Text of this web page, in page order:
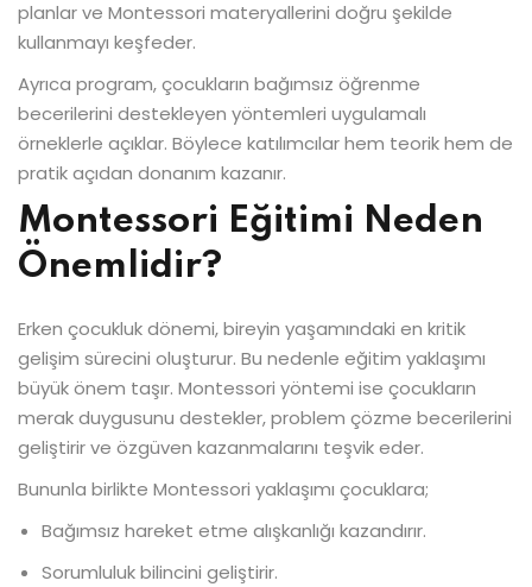
planlar ve Montessori materyallerini doğru şekilde
kullanmayı keşfeder.
Ayrıca program, çocukların bağımsız öğrenme
becerilerini destekleyen yöntemleri uygulamalı
örneklerle açıklar. Böylece katılımcılar hem teorik hem de
pratik açıdan donanım kazanır.
Montessori Eğitimi Neden
Önemlidir?
Erken çocukluk dönemi, bireyin yaşamındaki en kritik
gelişim sürecini oluşturur. Bu nedenle eğitim yaklaşımı
büyük önem taşır. Montessori yöntemi ise çocukların
merak duygusunu destekler, problem çözme becerilerini
geliştirir ve özgüven kazanmalarını teşvik eder.
Bununla birlikte Montessori yaklaşımı çocuklara;
Bağımsız hareket etme alışkanlığı kazandırır.
Sorumluluk bilincini geliştirir.